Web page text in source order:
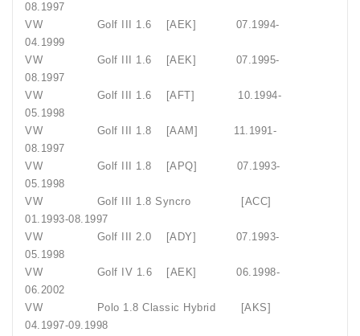
08.1997
VW Golf III 1.6 [AEK] 07.1994-
04.1999
VW Golf III 1.6 [AEK] 07.1995-
08.1997
VW Golf III 1.6 [AFT] 10.1994-
05.1998
VW Golf III 1.8 [AAM] 11.1991-
08.1997
VW Golf III 1.8 [APQ] 07.1993-
05.1998
VW Golf III 1.8 Syncro [ACC]
01.1993-08.1997
VW Golf III 2.0 [ADY] 07.1993-
05.1998
VW Golf IV 1.6 [AEK] 06.1998-
06.2002
VW Polo 1.8 Classic Hybrid [AKS]
04.1997-09.1998